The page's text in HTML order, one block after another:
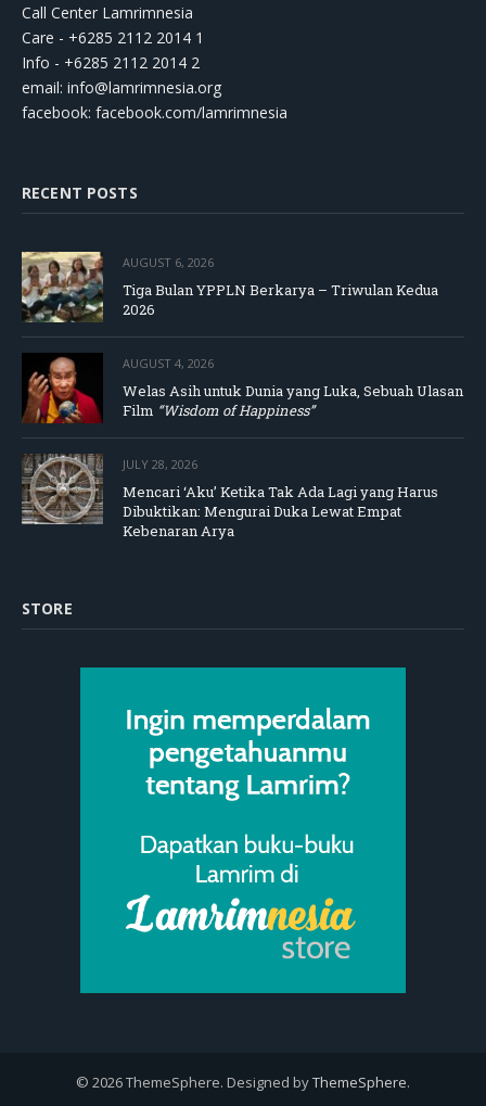
Call Center Lamrimnesia
Care - +6285 2112 2014 1
Info - +6285 2112 2014 2
email: info@lamrimnesia.org
facebook: facebook.com/lamrimnesia
RECENT POSTS
AUGUST 6, 2026
Tiga Bulan YPPLN Berkarya – Triwulan Kedua
2026
AUGUST 4, 2026
Welas Asih untuk Dunia yang Luka, Sebuah Ulasan
Film “Wisdom of Happiness”
JULY 28, 2026
Mencari ‘Aku’ Ketika Tak Ada Lagi yang Harus
Dibuktikan: Mengurai Duka Lewat Empat
Kebenaran Arya
STORE
© 2026 ThemeSphere. Designed byThemeSphere.